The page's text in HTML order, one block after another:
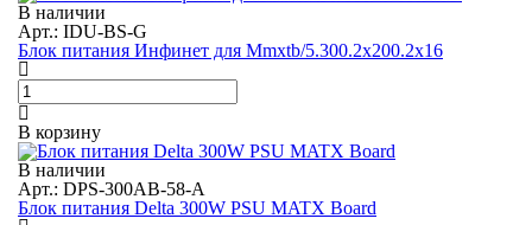
В наличии
Арт.: IDU-BS-G
Блок питания Инфинет для Mmxtb/5.300.2x200.2x16
В корзину
В наличии
Арт.: DPS-300AB-58-A
Блок питания Delta 300W PSU MATX Board